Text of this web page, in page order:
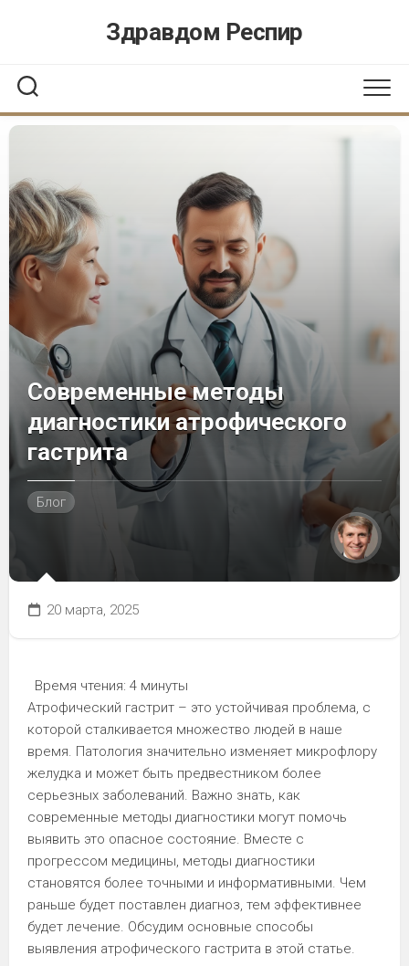
Здравдом Респир
Современные методы
диагностики атрофического
гастрита
Блог
20 марта, 2025
Время чтения: 4 минуты
Атрофический гастрит – это устойчивая проблема, с
которой сталкивается множество людей в наше
время. Патология значительно изменяет микрофлору
желудка и может быть предвестником более
серьезных заболеваний. Важно знать, как
современные методы диагностики могут помочь
выявить это опасное состояние. Вместе с
прогрессом медицины, методы диагностики
становятся более точными и информативными. Чем
раньше будет поставлен диагноз, тем эффективнее
будет лечение. Обсудим основные способы
выявления атрофического гастрита в этой статье.